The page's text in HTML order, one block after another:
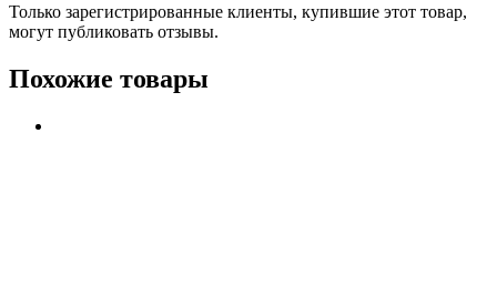
Только зарегистрированные клиенты, купившие этот товар,
могут публиковать отзывы.
Похожие товары